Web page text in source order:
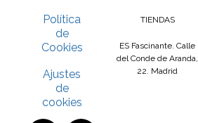
Política
de
Cookies
Ajustes
de
cookies
TIENDAS
ES Fascinante. Calle
del Conde de Aranda,
22. Madrid